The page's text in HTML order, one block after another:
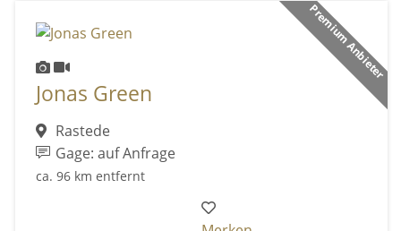
Premium Anbieter
Jonas Green
Rastede
Gage: auf Anfrage
ca. 96 km entfernt